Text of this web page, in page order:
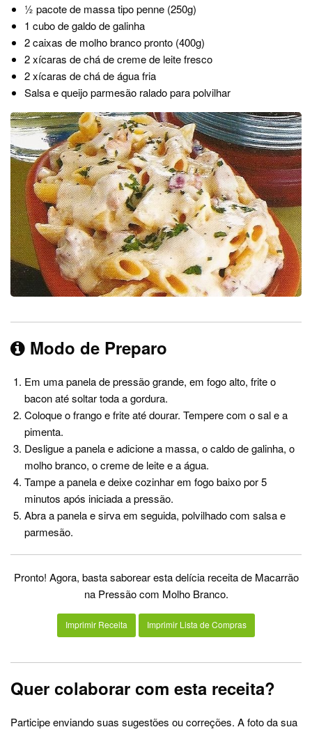
½ pacote de massa tipo penne (250g)
1 cubo de galdo de galinha
2 caixas de molho branco pronto (400g)
2 xícaras de chá de creme de leite fresco
2 xícaras de chá de água fria
Salsa e queijo parmesão ralado para polvilhar
Modo de Preparo
Em uma panela de pressão grande, em fogo alto, frite o
bacon até soltar toda a gordura.
Coloque o frango e frite até dourar. Tempere com o sal e a
pimenta.
Desligue a panela e adicione a massa, o caldo de galinha, o
molho branco, o creme de leite e a água.
Tampe a panela e deixe cozinhar em fogo baixo por 5
minutos após iniciada a pressão.
Abra a panela e sirva em seguida, polvilhado com salsa e
parmesão.
Pronto! Agora, basta saborear esta delícia receita de Macarrão
na Pressão com Molho Branco.
Imprimir Receita Imprimir Lista de Compras
Quer colaborar com esta receita?
Participe enviando suas sugestões ou correções. A foto da sua